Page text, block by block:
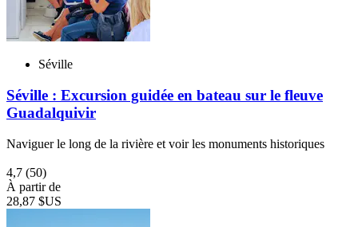
Séville
Séville : Excursion guidée en bateau sur le fleuve
Guadalquivir
Naviguer le long de la rivière et voir les monuments historiques
4,7 (50)
À partir de
28,87 $US